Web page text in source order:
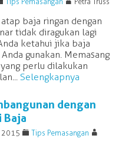
atap baja ringan dengan
tidak diragukan lagi
ketahui jika baja
gunakan. Memasang
perlu dilakukan
Selengkapnya
dengan
Baja
2015 F Tips Pemasangan A